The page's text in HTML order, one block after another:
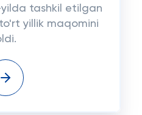
tashkil etilgan
yillik maqomini